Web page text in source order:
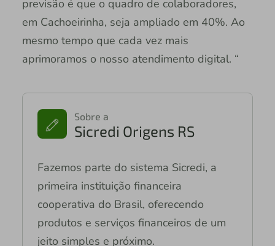
previsão é que o quadro de colaboradores,
em Cachoeirinha, seja ampliado em 40%. Ao
mesmo tempo que cada vez mais
aprimoramos o nosso atendimento digital. “
Sobre a
Sicredi Origens RS
Fazemos parte do sistema Sicredi, a
primeira instituição financeira
cooperativa do Brasil, oferecendo
produtos e serviços financeiros de um
jeito simples e próximo.